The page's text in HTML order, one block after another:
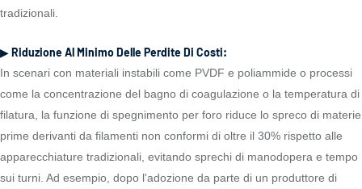
tradizionali.
▶ Riduzione Al Minimo Delle Perdite Di Costi:
In scenari con materiali instabili come PVDF e poliammide o processi
come la concentrazione del bagno di coagulazione o la temperatura di
filatura, la funzione di spegnimento per foro riduce lo spreco di materie
prime derivanti da filamenti non conformi di oltre il 30% rispetto alle
apparecchiature tradizionali, evitando sprechi di manodopera e tempo
sui turni. Ad esempio, dopo l'adozione da parte di un produttore di